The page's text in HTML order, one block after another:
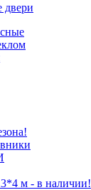
двери
м - в наличии!